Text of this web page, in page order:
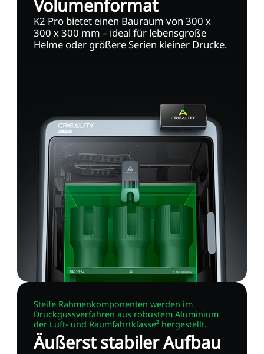
Volumenformat
K2 Pro bietet einen Bauraum von 300 x
300 x 300 mm – ideal für lebensgroße
Helme oder größere Serien kleiner Drucke.
Steife Rahmenkomponenten werden im
Druckgussverfahren aus robustem Aluminium
der Luft- und Raumfahrtklasse² hergestellt.
Äußerst stabiler Aufbau